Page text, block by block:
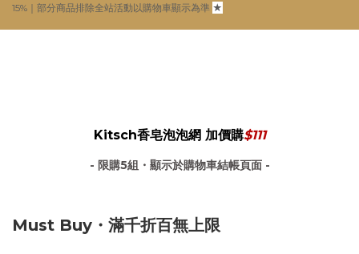
15%｜部分商品排除全站活動以購物車顯示為準 ★
Kitsch香皂泡泡網 加價購$111
- 限購5組・顯示於購物車結帳頁面 -
Must Buy・滿千折百無上限